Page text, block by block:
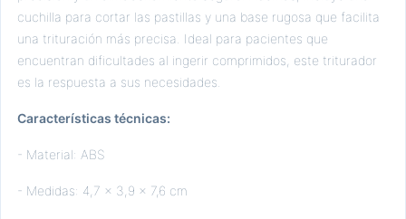
cuchilla para cortar las pastillas y una base rugosa que facilita
una trituración más precisa. Ideal para pacientes que
encuentran dificultades al ingerir comprimidos, este triturador
es la respuesta a sus necesidades.
Características técnicas:
- Material: ABS
- Medidas: 4,7 × 3,9 × 7,6 cm